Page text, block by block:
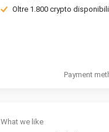
Oltre 1.800 crypto disponibili
Payment
What we like